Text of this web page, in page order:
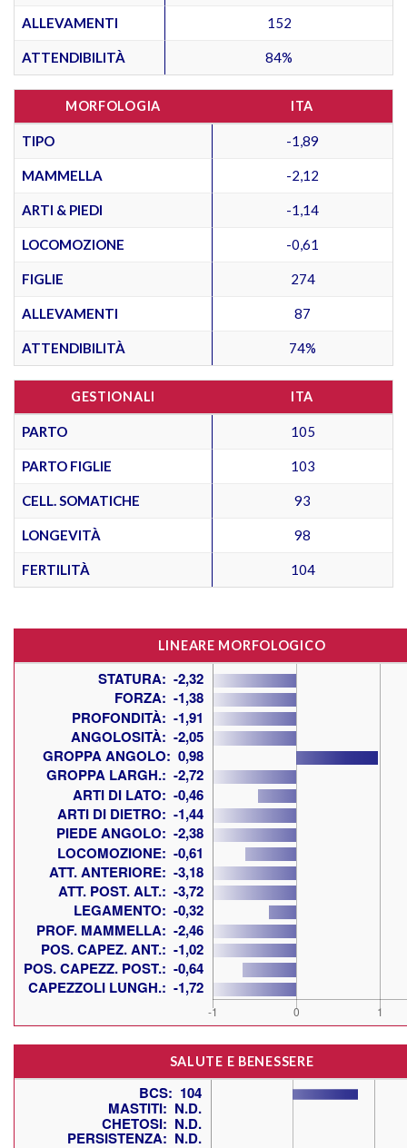
ALLEVAMENTI 152
ATTENDIBILITÀ 84%
MORFOLOGIA ITA
TIPO -1,89
MAMMELLA -2,12
ARTI & PIEDI -1,14
LOCOMOZIONE -0,61
FIGLIE 274
ALLEVAMENTI 87
ATTENDIBILITÀ 74%
GESTIONALI ITA
PARTO 105
PARTO FIGLIE 103
CELL. SOMATICHE 93
LONGEVITÀ 98
FERTILITÀ 104
LINEARE MORFOLOGICO
SALUTE E BENESSERE